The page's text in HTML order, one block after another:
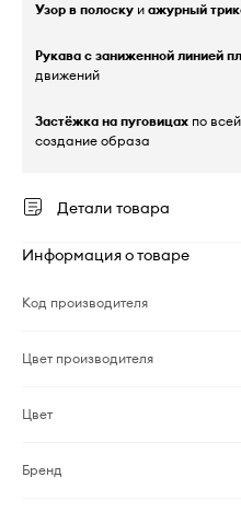
Узор в полоску и ажурный
Рукава с заниженной линией
движений
Застёжка на пуговицах по
создание образа
Детали товара
Информация о товаре
Код производителя
Цвет производителя
Цвет
Бренд